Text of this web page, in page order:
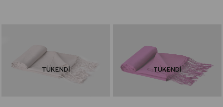
TÜKENDI TÜKENDI